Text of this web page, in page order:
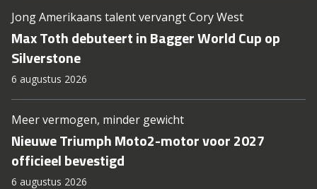
Jong Amerikaans talent vervangt Cory West
Max Toth debuteert in Bagger World Cup op
Silverstone
6 augustus 2026
Meer vermogen, minder gewicht
Nieuwe Triumph Moto2-motor voor 2027
officieel bevestigd
6 augustus 2026